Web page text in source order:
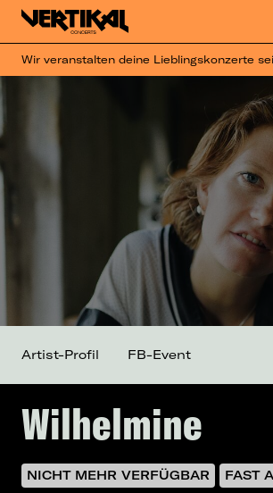
Wir veranstalten deine Lieblingskonzerte
Wilhelmine
NICHT MEHR VERFÜGBAR
FAST
Artist-Profil FB-Event